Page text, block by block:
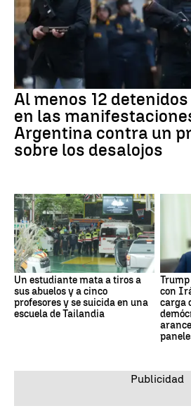
Al menos 12
en las
Argentina contra un
sobre los desalojos
Un estudiante mata a tiros a
sus abuelos y a cinco
profesores y se suicida en una
escuela de Tailandia
con
carga